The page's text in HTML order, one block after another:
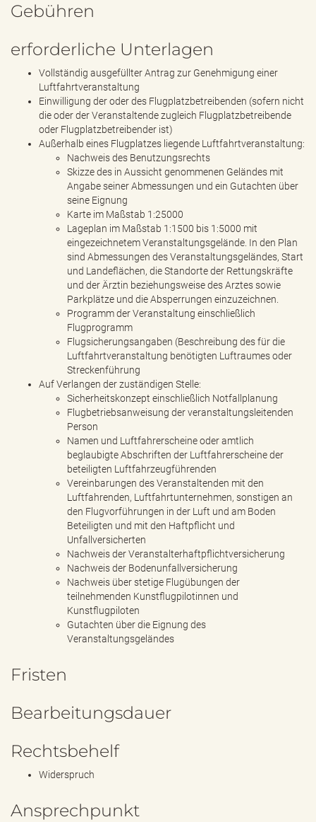
Gebühren
erforderliche Unterlagen
Vollständig ausgefüllter Antrag zur Genehmigung einer
Luftfahrtveranstaltung
Einwilligung der oder des Flugplatzbetreibenden (sofern nicht
die oder der Veranstaltende zugleich Flugplatzbetreibende
oder Flugplatzbetreibender ist)
Außerhalb eines Flugplatzes liegende Luftfahrtveranstaltung:
Nachweis des Benutzungsrechts
Skizze des in Aussicht genommenen Geländes mit
Angabe seiner Abmessungen und ein Gutachten über
seine Eignung
Karte im Maßstab 1:25000
Lageplan im Maßstab 1:1500 bis 1:5000 mit
eingezeichnetem Veranstaltungsgelände. In den Plan
sind Abmessungen des Veranstaltungsgeländes, Start
und Landeflächen, die Standorte der Rettungskräfte
und der Ärztin beziehungsweise des Arztes sowie
Parkplätze und die Absperrungen einzuzeichnen.
Programm der Veranstaltung einschließlich
Flugprogramm
Flugsicherungsangaben (Beschreibung des für die
Luftfahrtveranstaltung benötigten Luftraumes oder
Streckenführung
Auf Verlangen der zuständigen Stelle:
Sicherheitskonzept einschließlich Notfallplanung
Flugbetriebsanweisung der veranstaltungsleitenden
Person
Namen und Luftfahrerscheine oder amtlich
beglaubigte Abschriften der Luftfahrerscheine der
beteiligten Luftfahrzeugführenden
Vereinbarungen des Veranstaltenden mit den
Luftfahrenden, Luftfahrtunternehmen, sonstigen an
den Flugvorführungen in der Luft und am Boden
Beteiligten und mit den Haftpflicht und
Unfallversicherten
Nachweis der Veranstalterhaftpflichtversicherung
Nachweis der Bodenunfallversicherung
Nachweis über stetige Flugübungen der
teilnehmenden Kunstflugpilotinnen und
Kunstflugpiloten
Gutachten über die Eignung des
Veranstaltungsgeländes
Fristen
Bearbeitungsdauer
Rechtsbehelf
Widerspruch
Ansprechpunkt